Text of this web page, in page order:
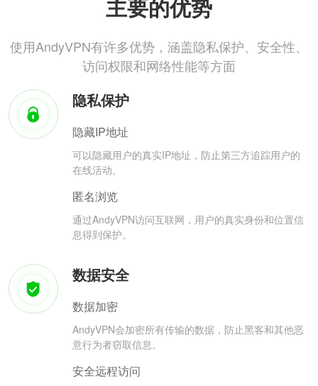
主要的优势
使用AndyVPN有许多优势，涵盖隐私保护、安全性、
访问权限和网络性能等方面
隐私保护
隐藏IP地址
可以隐藏用户的真实IP地址，防止第三方追踪用户的
在线活动。
匿名浏览
通过AndyVPN访问互联网，用户的真实身份和位置信
息得到保护。
数据安全
数据加密
AndyVPN会加密所有传输的数据，防止黑客和其他恶
意行为者窃取信息。
安全远程访问